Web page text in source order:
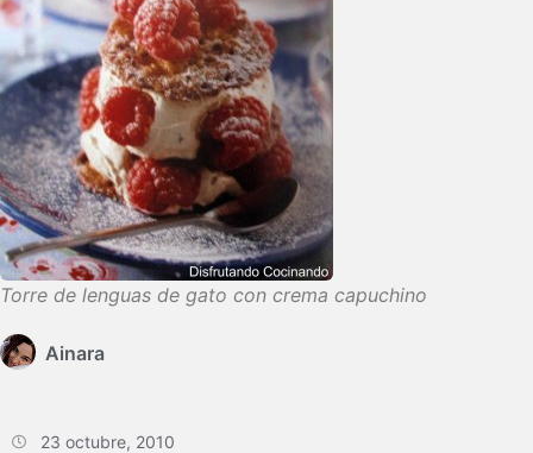
Torre de lenguas de gato con crema capuchino
Ainara
23 octubre, 2010